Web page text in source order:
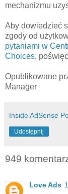
mechanizmu
Aby dowiedzieć
zgody od
pytaniami w
Choices,
Opublikowane
Manager
Inside AdSense
Udostępnij
949
Love Ads